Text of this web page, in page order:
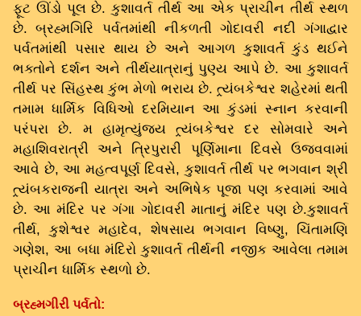
ફૂટ ઊંડો પૂલ છે. કુશાવર્ત તીર્થ આ એક પ્રાચીન તીર્થ સ્થળ
છે. બ્રહ્મગિરિ પર્વતમાંથી નીકળતી ગોદાવરી નદી ગંગાદ્વાર
પર્વતમાંથી પસાર થાય છે અને આગળ કુશાવર્ત કુંડ થઈને
ભક્તોને દર્શન અને તીર્થયાત્રાનું પુણ્ય આપે છે. આ કુશાવર્ત
તીર્થ પર સિંહસ્થ કુંભ મેળો ભરાય છે. ત્ર્યંબકેશ્વર શહેરમાં થતી
તમામ ધાર્મિક વિધિઓ દરમિયાન આ કુંડમાં સ્નાન કરવાની
પરંપરા છે. મ હામૃત્યુંજય ત્ર્યંબકેશ્વર દર સોમવારે અને
મહાશિવરાત્રી અને ત્રિપુરારી પૂર્ણિમાના દિવસે ઉજવવામાં
આવે છે, આ મહત્વપૂર્ણ દિવસે, કુશાવર્ત તીર્થ પર ભગવાન શ્રી
ત્ર્યંબકરાજની યાત્રા અને અભિષેક પૂજા પણ કરવામાં આવે
છે. આ મંદિર પર ગંગા ગોદાવરી માતાનું મંદિર પણ છે.કુશાવર્ત
તીર્થ, કુશેશ્વર મહાદેવ, શેષસાય ભગવાન વિષ્ણુ, ચિંતામણિ
ગણેશ, આ બધા મંદિરો કુશાવર્ત તીર્થની નજીક આવેલા તમામ
પ્રાચીન ધાર્મિક સ્થળો છે.
બ્રહ્મગીરી પર્વતો: